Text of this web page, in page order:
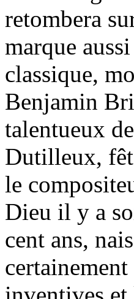
retombera
marque
classique,
Benjamin
talentueux
Dutilleux,
le
Dieu il y a
cent ans,